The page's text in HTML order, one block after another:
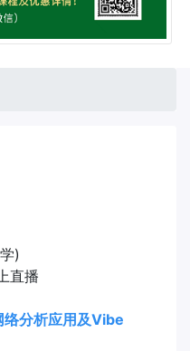
)
直播
络分析应用及Vibe